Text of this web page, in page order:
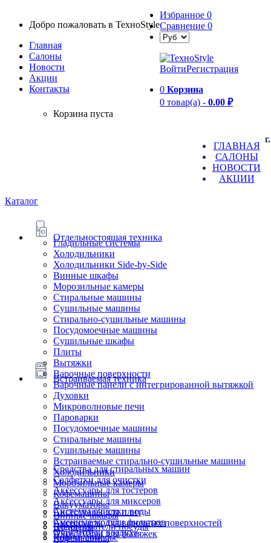
Добро пожаловать в TexноStyle
Главная
Салоны
Новости
Aкции
Контакты
Избранное 0
Сравнение 0
ВойтиРегистрация
0 Корзина
0 товар(а) - 0.00 ₽
Корзина пуста
ГЛАВНАЯ
САЛОНЫ
НОВОСТИ
АКЦИИ
Каталог
Отдельностоящая техника
Гладильные системы
Холодильники
Холодильники Side-by-Side
Винные шкафы
Морозильные камеры
Стиральные машины
Сушильные машины
Стирально-сушильные машины
Посудомоечные машины
Сушильные шкафы
Плиты
Встраиваемая техника
Вытяжки
Варочные поверхности
Варочные панели с интегрированной вытяжкой
Духовки
Микроволновые печи
Пароварки
Посудомоечные машины
Стиральные машины
Сушильные машины
Встраиваемые стирально-сушильные машины
Холодильники
Морозильные камеры
Кофемашины
Вакууматоры
Винные шкафы
Подогреватели посуды
Ящики сомелье
Блендеры
Кофемашины
Очистители воздуха
Системы очистки воды
Сменные модули фильтров
Аксессуары для тостеров
Аксессуары для миксеров
Аксессуары для плит
Аксессуары для варочных поверхностей
Аксессуары для вытяжек
Средства для стиральных машин
Салфетки для очистки